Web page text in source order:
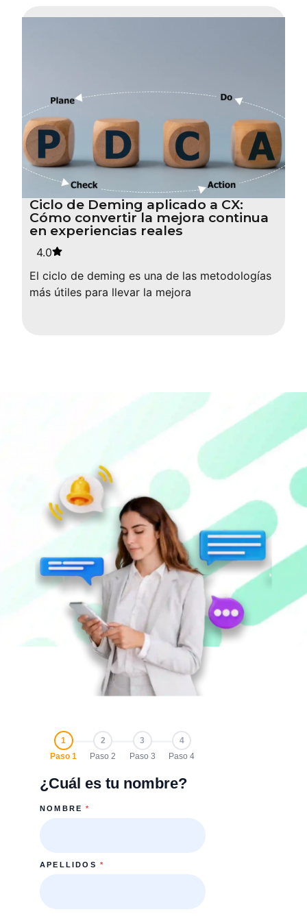
Ciclo de Deming aplicado a CX:
Cómo convertir la mejora continua
en experiencias reales
4.0
El ciclo de deming es una de las metodologías
más útiles para llevar la mejora
1
Paso 1
2
Paso 2
3
Paso 3
4
Paso 4
¿Cuál es tu nombre?
NOMBRE*
APELLIDOS *